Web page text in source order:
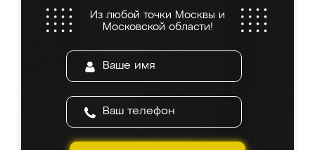
Из любой точки Москвы и
Московской области!